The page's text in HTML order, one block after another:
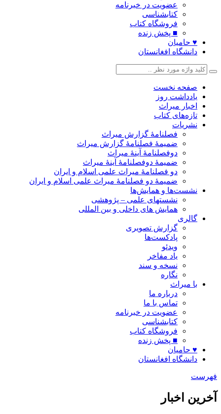
عضویت در خبرنامه
کتابشناسی
فروشگاه کتاب
■ پخش زنده
♥ حامیان
دانشگاه افغانستان
صفحه نخست
یادداشت روز
اخبار میراث
تازه‌های کتاب
نشریات
فصلنامۀ گزارش میراث
ضمیمۀ فصلنامۀ گزارش میراث
دوفصلنامۀ آینۀ میراث
ضمیمۀ دوفصلنامۀ آینۀ میراث
دو فصلنامۀ میراث علمی اسلام و ایران
ضمیمۀ دو فصلنامۀ میراث علمی اسلام و ایران
نشست‌ها و همایش‌ها
نشستهای علمی – پژوهشی
همایش های داخلی و بین المللی
گالری
گزارش تصویری
پادکست‌ها
ویدئو
یاد مفاخر
نسخه و سند
نگاره
با میراث
درباره ما
تماس با ما
عضویت در خبرنامه
کتابشناسی
فروشگاه کتاب
■ پخش زنده
♥ حامیان
دانشگاه افغانستان
فهرست
آخرین اخبار